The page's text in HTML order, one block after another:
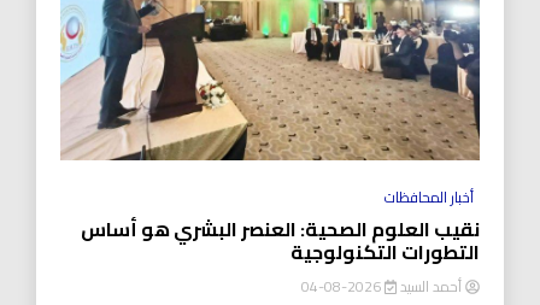
أخبار المحافظات
نقيب العلوم الصحية: العنصر البشري هو أساس
التطورات التكنولوجية
أحمد السيد 2026-08-04